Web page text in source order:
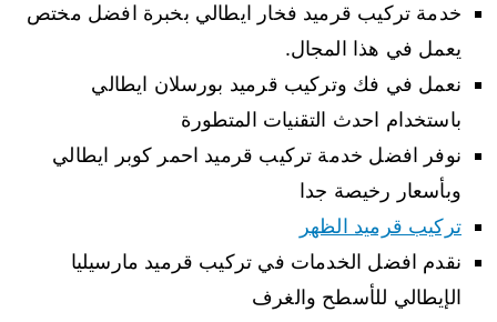
خدمة تركيب قرميد فخار ايطالي بخبرة افضل مختص
يعمل في هذا المجال.
نعمل في فك وتركيب قرميد بورسلان ايطالي
باستخدام احدث التقنيات المتطورة
نوفر افضل خدمة تركيب قرميد احمر كوبر ايطالي
وبأسعار رخيصة جدا
تركيب قرميد الظهر
نقدم افضل الخدمات في تركيب قرميد مارسيليا
الإيطالي للأسطح والغرف